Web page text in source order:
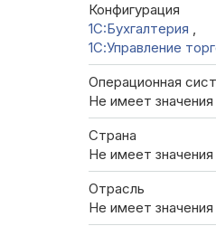
Конфигурация
1C:Бухгалтерия ,
1С:Управление
Операционная
Не имеет значения
Страна
Не имеет значения
Отрасль
Не имеет значения